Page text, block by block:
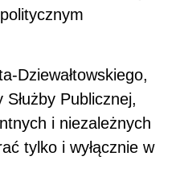
Dziewałtowskiego,
Służby Publicznej,
i niezależnych
tylko i wyłącznie w